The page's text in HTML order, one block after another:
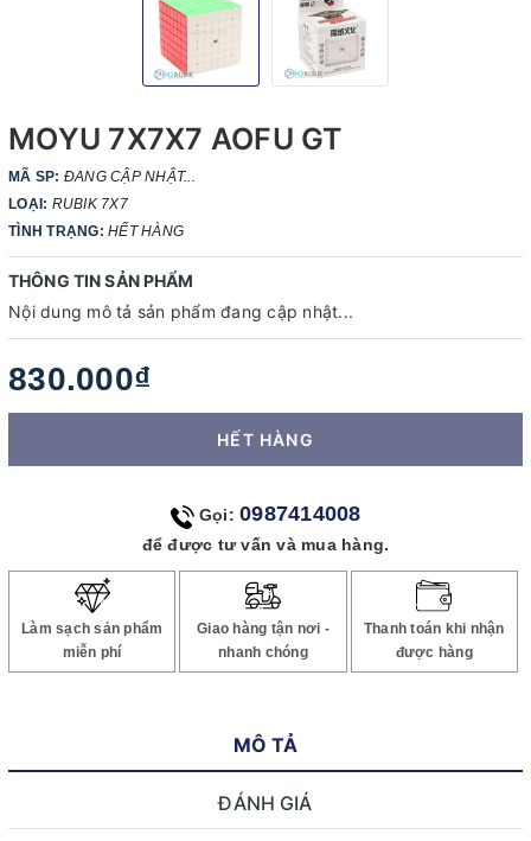
MOYU 7X7X7 AOFU GT
MÃ SP: ĐANG CẬP NHẬT...
LOẠI: RUBIK 7X7
TÌNH TRẠNG: HẾT HÀNG
THÔNG TIN SẢN PHẨM
Nội dung mô tả sản phẩm đang cập nhật...
830.000₫
HẾT HÀNG
Gọi: 0987414008
để được tư vấn và mua hàng.
Làm sạch sản phẩm
miễn phí
Giao hàng tận nơi -
nhanh chóng
Thanh toán khi nhận
được hàng
MÔ TẢ
ĐÁNH GIÁ